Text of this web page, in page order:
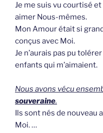
Je me suis vu courtisé
aimer Nous-mêmes.
Mon Amour était si
conçus avec Moi.
Je n’aurais pas pu
enfants qui m’aimaient.
Nous avons vécu
souveraine.
Ils sont nés de nouveau
Moi. …